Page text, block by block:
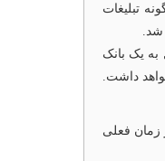
سادگی و بدون هیچ گونه تبلیغات
یک بانک
داشت.
را از زمان فعلی